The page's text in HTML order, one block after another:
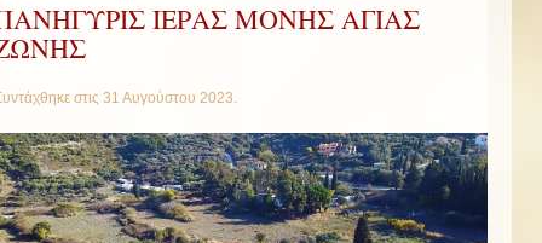
ΙΕΡΑΣ ΜΟΝΗΣ ΑΓΙΑΣ
στις 31 Αυγούστου 2023.